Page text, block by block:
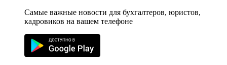
Самые важные новости для бухгалтеров, юристов,
кадровиков на вашем телефоне